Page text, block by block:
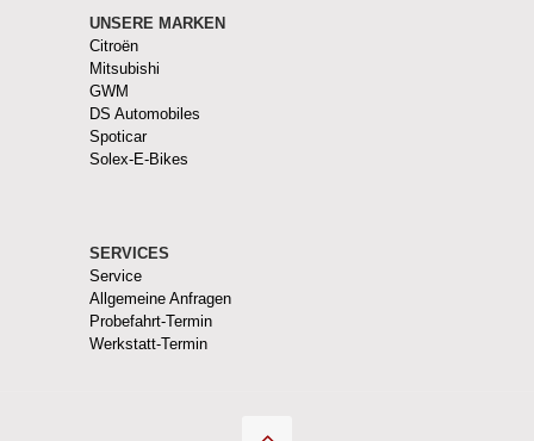
UNSERE MARKEN
Citroën
Mitsubishi
GWM
DS Automobiles
Spoticar
Solex-E-Bikes
SERVICES
Service
Allgemeine Anfragen
Probefahrt-Termin
Werkstatt-Termin